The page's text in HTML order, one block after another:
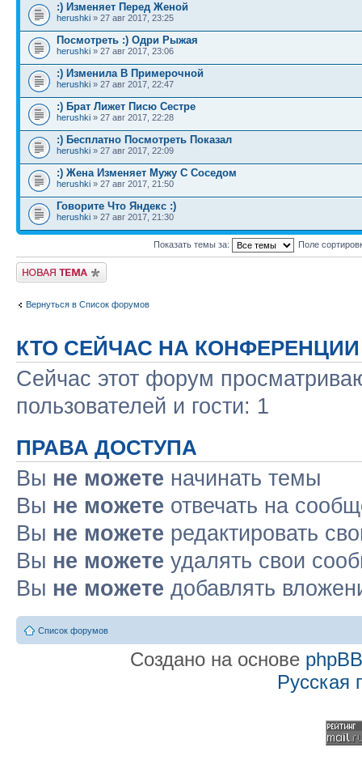
:) Изменяет Перед Женой
herushki » 27 авг 2017, 23:25
Посмотреть :) Одри Рыжая
herushki » 27 авг 2017, 23:06
:) Изменила В Примерочной
herushki » 27 авг 2017, 22:47
:) Брат Лижет Писю Сестре
herushki » 27 авг 2017, 22:28
:) Бесплатно Посмотреть Показал
herushki » 27 авг 2017, 22:09
:) Жена Изменяет Мужу С Соседом
herushki » 27 авг 2017, 21:50
Говорите Что Яндекс :)
herushki » 27 авг 2017, 21:30
Показать темы за: Поле
Новая тема
Вернуться в Список форумов
КТО СЕЙЧАС НА КОНФЕРЕНЦИИ
Сейчас этот форум
пользователей и гости: 1
ПРАВА ДОСТУПА
Вы не можете начинать темы
Вы не можете отвечать на
Вы не можете редактировать
Вы не можете удалять свои
Вы не можете добавлять
Список форумов
Создано на основе phpBB
Русская